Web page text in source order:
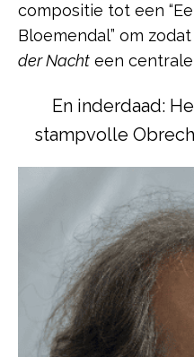
compositie tot een
Bloemendal” om
der Nacht een
En inderdaad:
stampvolle